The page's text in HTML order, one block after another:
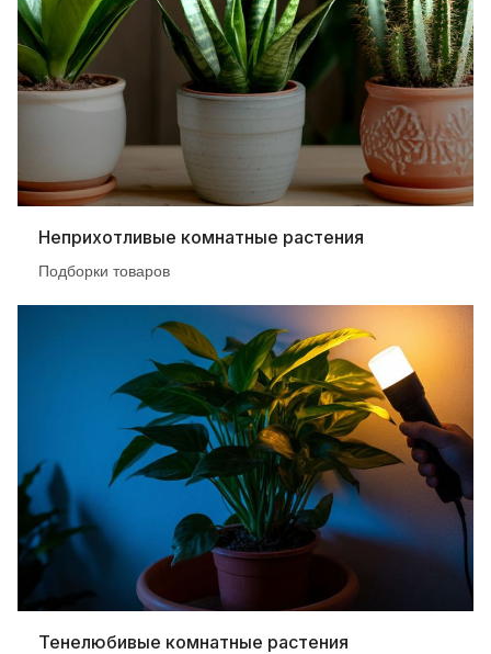
Неприхотливые комнатные растения
Подборки товаров
Тенелюбивые комнатные растения